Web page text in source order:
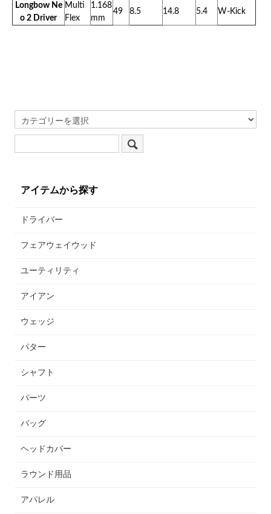
Longbow Ne
o 2 Driver
Multi
Flex
1.168
mm
49 8.5 14.8 5.4 W-Kick
アイテムから探す
ドライバー
フェアウェイウッド
ユーティリティ
アイアン
ウェッジ
パター
シャフト
パーツ
バッグ
ヘッドカバー
ラウンド用品
アパレル